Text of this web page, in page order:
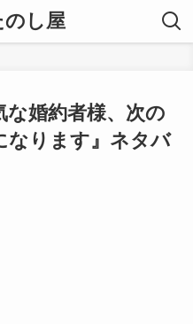
のし屋
な婚約者様、次の
なります』ネタバ